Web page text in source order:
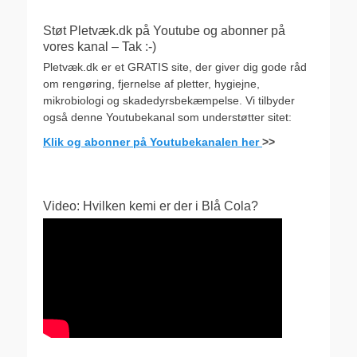
Støt Pletvæk.dk på Youtube og abonner på
vores kanal – Tak :-)
Pletvæk.dk er et GRATIS site, der giver dig gode råd
om rengøring, fjernelse af pletter, hygiejne,
mikrobiologi og skadedyrsbekæmpelse. Vi tilbyder
også denne Youtubekanal som understøtter sitet:
Klik og abonner på Youtubekanalen her>>
Video: Hvilken kemi er der i Blå Cola?